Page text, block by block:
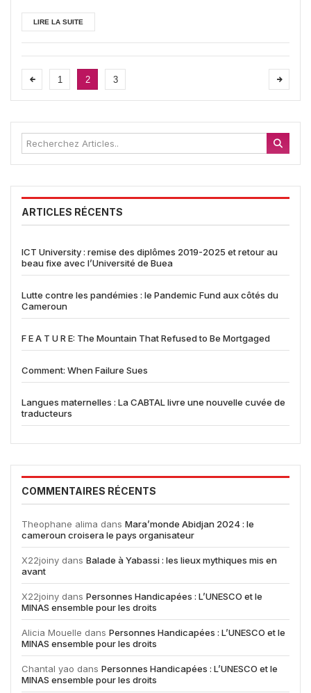
LIRE LA SUITE
1 2 3
ARTICLES RÉCENTS
ICT University : remise des diplômes 2019-2025 et retour au
beau fixe avec l’Université de Buea
Lutte contre les pandémies : le Pandemic Fund aux côtés du
Cameroun
F E A T U R E: The Mountain That Refused to Be Mortgaged
Comment: When Failure Sues
Langues maternelles : La CABTAL livre une nouvelle cuvée de
traducteurs
COMMENTAIRES RÉCENTS
Theophane alima dans Mara’monde Abidjan 2024 : le
cameroun croisera le pays organisateur
X22joiny dans Balade à Yabassi : les lieux mythiques mis en
avant
X22joiny dans Personnes Handicapées : L’UNESCO et le
MINAS ensemble pour les droits
Alicia Mouelle dans Personnes Handicapées : L’UNESCO et le
MINAS ensemble pour les droits
Chantal yao dans Personnes Handicapées : L’UNESCO et le
MINAS ensemble pour les droits